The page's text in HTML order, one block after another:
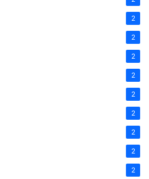
2
2
2
2
2
2
2
2
2